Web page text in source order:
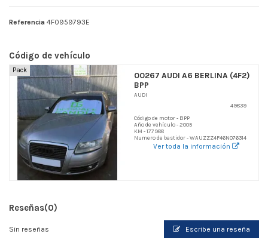
Referencia 4F0959793E
Código de vehículo
Pack
00267 AUDI A6 BERLINA (4F2)
BPP
AUDI
49839
Código de motor - BPP
Año de vehículo - 2005
KM - 177988
Numero de bastidor - WAUZZZ4F46N076314
Ver toda la información
Reseñas(0)
Sin reseñas Escribe una reseña